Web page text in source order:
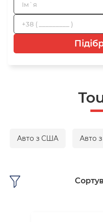
Авто з США Авто